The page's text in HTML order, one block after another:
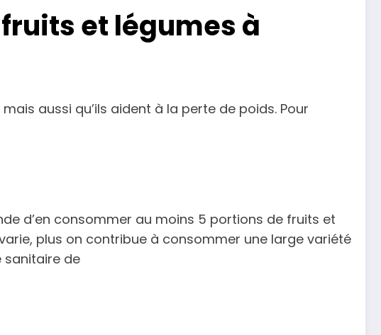
et légumes à
aussi qu’ils aident à la perte de poids. Pour
d’en consommer au moins 5 portions de fruits et
plus on contribue à consommer une large variété
sanitaire de